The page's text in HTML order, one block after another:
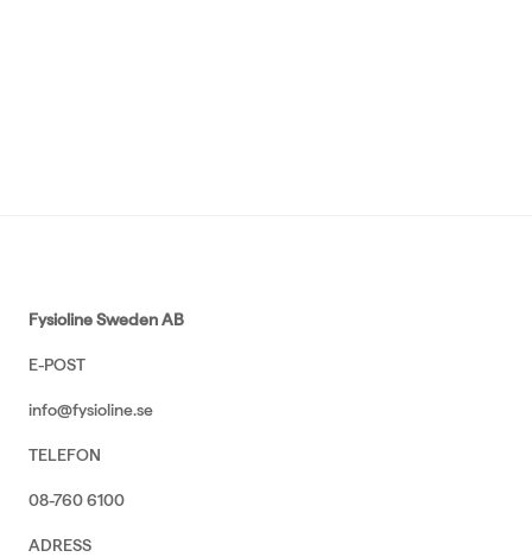
Fysioline Sweden AB
E-POST
info@fysioline.se
TELEFON
08-760 6100
ADRESS